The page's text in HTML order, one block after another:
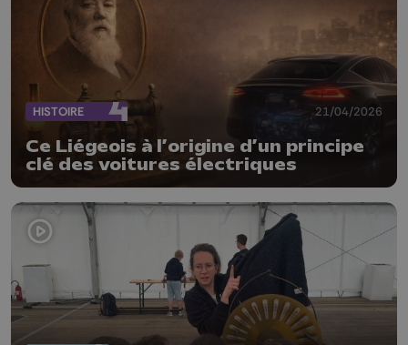
HISTOIRE 21/04/2026
Ce Liégeois à l’origine d’un principe
clé des voitures électriques